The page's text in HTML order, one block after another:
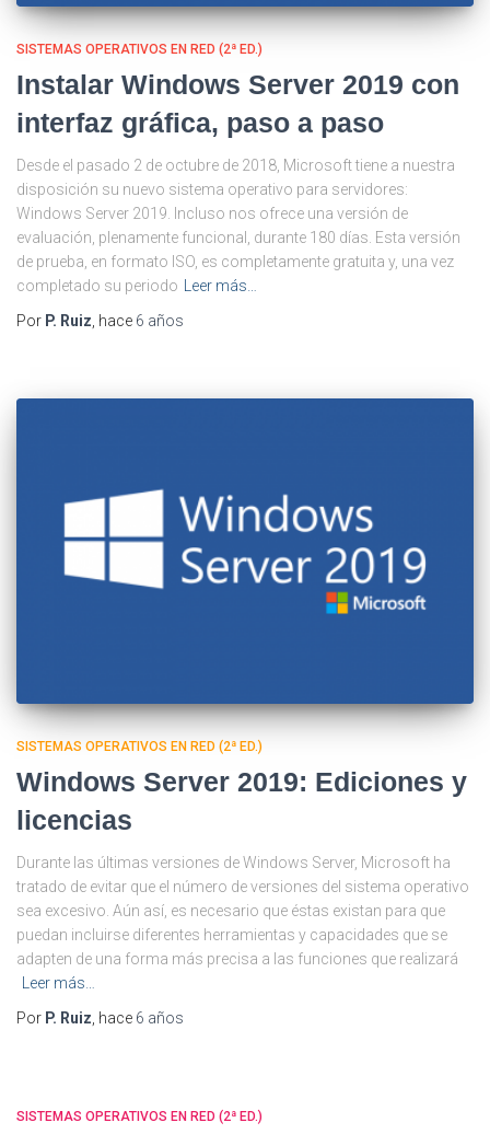
SISTEMAS OPERATIVOS EN RED (2ª ED.)
Instalar Windows Server 2019 con
interfaz gráfica, paso a paso
Desde el pasado 2 de octubre de 2018, Microsoft tiene a nuestra
disposición su nuevo sistema operativo para servidores:
Windows Server 2019. Incluso nos ofrece una versión de
evaluación, plenamente funcional, durante 180 días. Esta versión
de prueba, en formato ISO, es completamente gratuita y, una vez
completado su periodo
Leer más…
Por P. Ruiz , hace 6 años
SISTEMAS OPERATIVOS EN RED (2ª ED.)
Windows Server 2019: Ediciones y
licencias
Durante las últimas versiones de Windows Server, Microsoft ha
tratado de evitar que el número de versiones del sistema operativo
sea excesivo. Aún así, es necesario que éstas existan para que
puedan incluirse diferentes herramientas y capacidades que se
adapten de una forma más precisa a las funciones que realizará
Leer más…
Por P. Ruiz , hace 6 años
SISTEMAS OPERATIVOS EN RED (2ª ED.)